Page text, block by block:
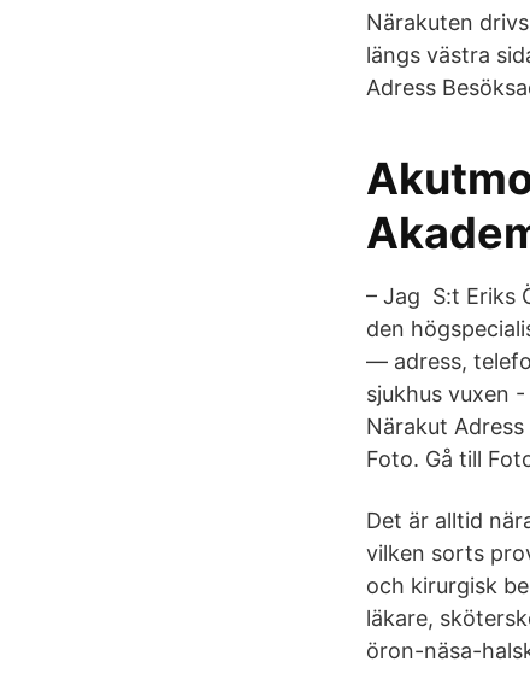
Närakuten
längs västra
Adress
– Jag S:t Eriks
den
— adress,
sjukhus vuxen
Närakut Adress
Foto. Gå till
Det är alltid
vilken sorts
och kirurgisk
läkare,
öron-näsa-